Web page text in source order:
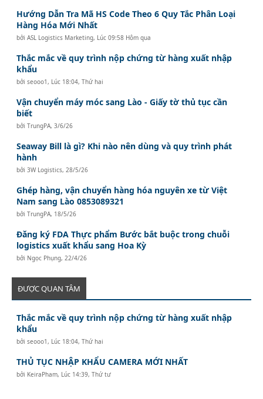
Hướng Dẫn Tra Mã HS Code Theo 6 Quy Tắc Phân Loại
Hàng Hóa Mới Nhất
bởiASL Logistics Marketing, Lúc 09:58 Hôm qua
Thắc mắc về quy trình nộp chứng từ hàng xuất nhập
khẩu
bởiseooo1 , Lúc 18:04, Thứ hai
Vận chuyển máy móc sang Lào - Giấy tờ thủ tục cần
biết
bởiTrungPA,3/6/26
Seaway Bill là gì? Khi nào nên dùng và quy trình phát
hành
bởi3W Logistics, 28/5/26
Ghép hàng, vận chuyển hàng hóa nguyên xe từ Việt
Nam sang Lào 0853089321
bởiTrungPA, 18/5/26
Đăng ký FDA Thực phẩm Bước bắt buộc trong chuỗi
logistics xuất khẩu sang Hoa Kỳ
bởi Ngọc Phụng, 22/4/26
ĐƯỢC QUAN TÂM
Thắc mắc về quy trình nộp chứng từ hàng xuất nhập
khẩu
bởiseooo1 , Lúc 18:04, Thứ hai
THỦ TỤC NHẬP KHẨU CAMERA MỚI NHẤT
bởi KeiraPham, Lúc 14:39, Thứ tư